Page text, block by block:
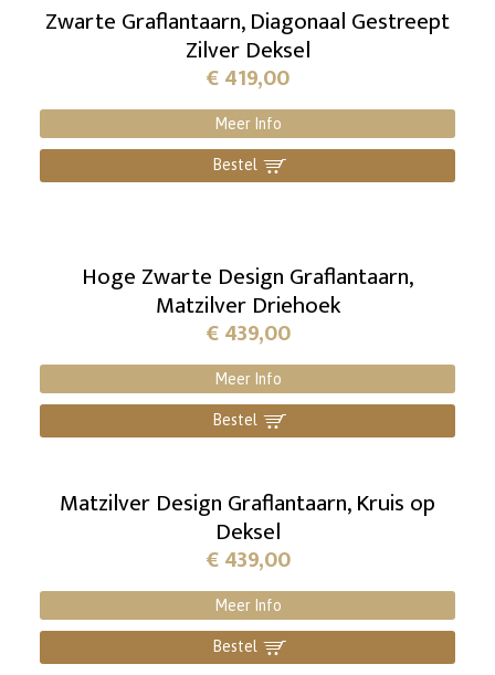
Zwarte Graflantaarn, Diagonaal Gestreept
Zilver Deksel
€419,00
Meer Info
Bestel ]
Hoge Zwarte Design Graflantaarn,
Matzilver Driehoek
€439,00
Meer Info
Bestel ]
Matzilver Design Graflantaarn, Kruis op
Deksel
€439,00
Meer Info
Bestel ]